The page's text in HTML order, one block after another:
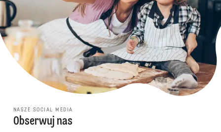
NASZE SOCIAL MEDIA
Obserwuj nas